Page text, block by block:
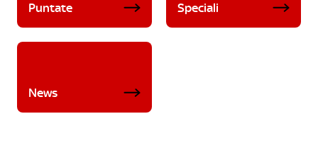
Puntate Speciali
News